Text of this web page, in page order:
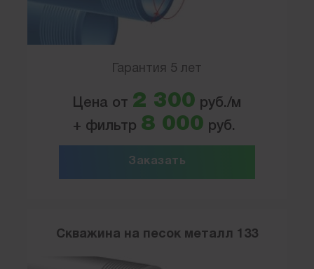
Гарантия 5 лет
Цена от 2 300 руб./м
+ фильтр 8 000 руб.
Заказать
Скважина на песок металл 133